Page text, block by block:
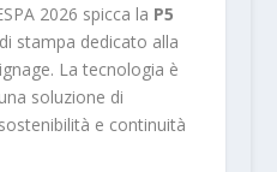
2026 spicca la P5
stampa dedicato alla
La tecnologia è
soluzione di
e continuità